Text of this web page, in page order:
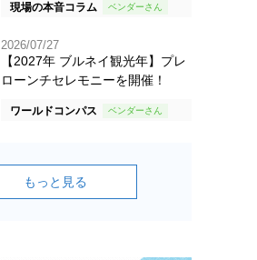
現場の本音コラム
2026/07/27
【2027年 ブルネイ観光年】プレ
ローンチセレモニーを開催！
ワールドコンパス
もっと見る